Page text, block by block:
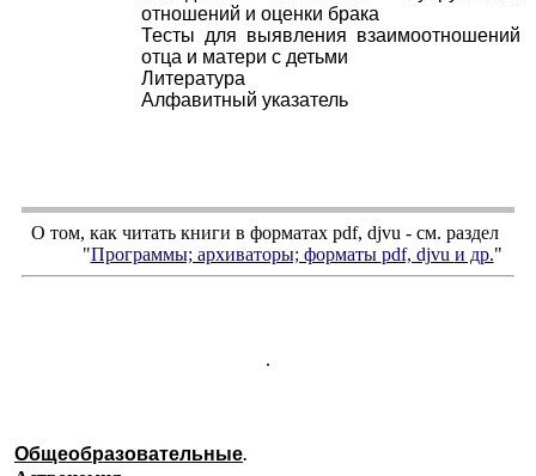
отношений и оценки брака
Тесты для выявления взаимоотношений
отца и матери с детьми
Литература
Алфавитный указатель
О том, как читать книги в форматах pdf, djvu - см. раздел
"Программы; архиваторы; форматы pdf, djvu и др."
.
Общеобразовательные.